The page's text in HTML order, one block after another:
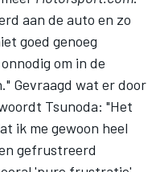
aan de auto en zo
goed genoeg
om in de
Gevraagd wat er door
Tsunoda: "Het
ik me gewoon heel
gefrustreerd